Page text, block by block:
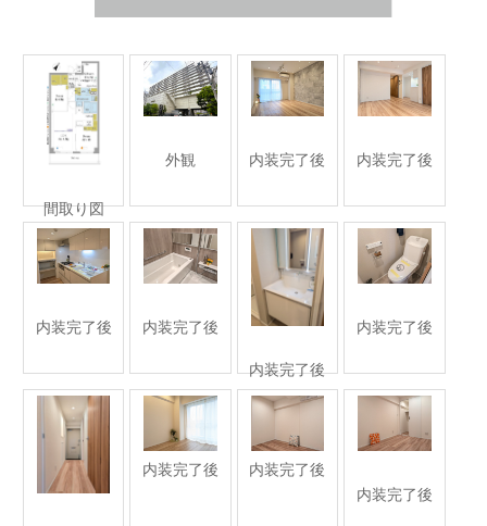
間取り図
外観 内装完了後 内装完了後
内装完了後 内装完了後
内装完了後
内装完了後
内装完了後
内装完了後
内装完了後